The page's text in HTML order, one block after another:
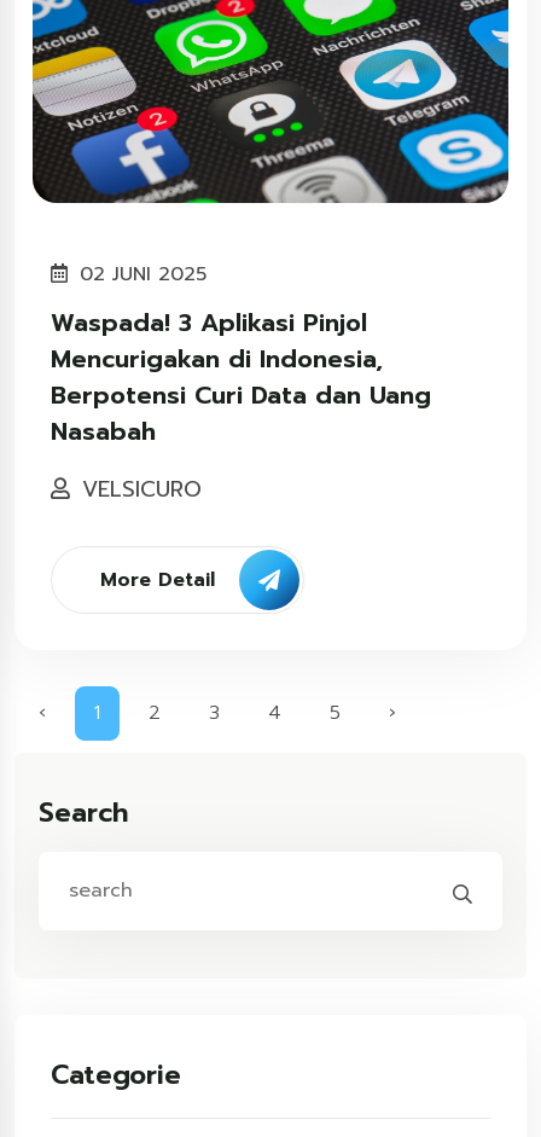
02 JUNI 2025
Waspada! 3 Aplikasi Pinjol
Mencurigakan di Indonesia,
Berpotensi Curi Data dan Uang
Nasabah
VELSICURO
More Detail
‹ 1 2 3 4 5 ›
Search
Categorie